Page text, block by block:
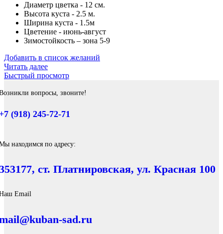
Диаметр цветка - 12 см.
Высота куста - 2.5 м.
Ширина куста - 1.5м
Цветение - июнь-август
Зимостойкость – зона 5-9
Добавить в список желаний
Читать далее
Быстрый просмотр
вопросы, звоните!
(918) 245-72-71
находимся по адресу:
ст. Платнировская, ул. Красная 100
Email
sad.ru